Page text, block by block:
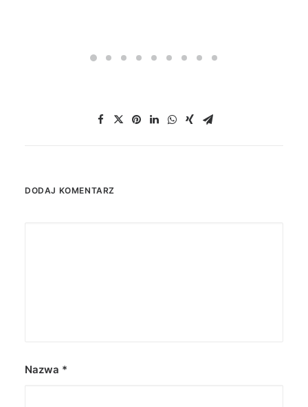
DODAJ KOMENTARZ
Nazwa *